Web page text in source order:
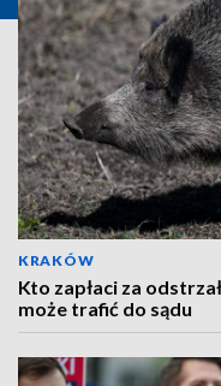
KRAKÓW
Kto zapłaci za
może trafić do sądu